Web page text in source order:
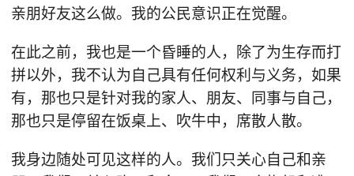
亲朋好友这么做。我的公民意识正在觉醒。
在此之前，我也是一个昏睡的人，除了为生存而打
拼以外，我不认为自己具有任何权利与义务，如果
有，那也只是针对我的家人、朋友、同事与自己，
那也只是停留在饭桌上、吹牛中，席散人散。
我身边随处可见这样的人。我们只关心自己和亲